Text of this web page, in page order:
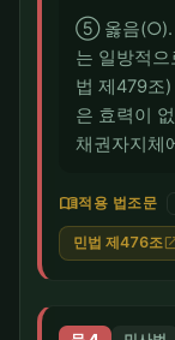
⑤ 옳음(○).
는 일방적
법 제479조
은 효력이
채권자지체
menu_book적용 법조문
민법 제476조